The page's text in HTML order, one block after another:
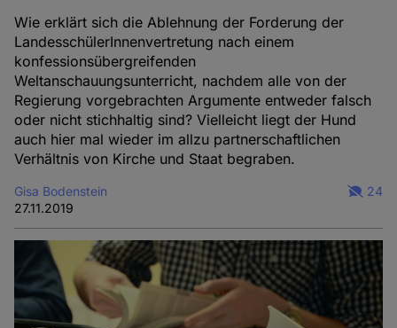
Wie erklärt sich die Ablehnung der Forderung der
LandesschülerInnenvertretung nach einem
konfessionsübergreifenden
Weltanschauungsunterricht, nachdem alle von der
Regierung vorgebrachten Argumente entweder falsch
oder nicht stichhaltig sind? Vielleicht liegt der Hund
auch hier mal wieder im allzu partnerschaftlichen
Verhältnis von Kirche und Staat begraben.
Gisa Bodenstein
27.11.2019
24